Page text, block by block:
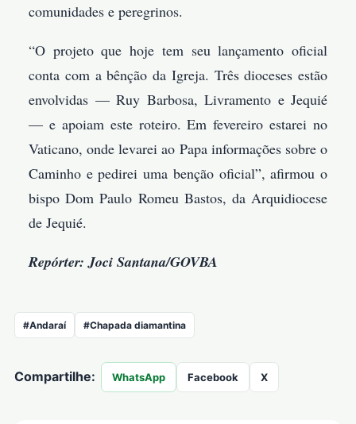
comunidades e peregrinos.
“O projeto que hoje tem seu lançamento oficial
conta com a bênção da Igreja. Três dioceses estão
envolvidas — Ruy Barbosa, Livramento e Jequié
— e apoiam este roteiro. Em fevereiro estarei no
Vaticano, onde levarei ao Papa informações sobre o
Caminho e pedirei uma benção oficial”, afirmou o
bispo Dom Paulo Romeu Bastos, da Arquidiocese
de Jequié.
Repórter: Joci Santana/GOVBA
#Andaraí #Chapada diamantina
Compartilhe: WhatsApp Facebook X